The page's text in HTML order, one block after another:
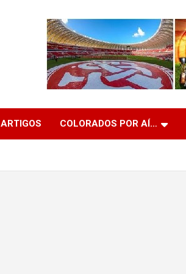
ARTIGOS COLORADOS POR AÍ…